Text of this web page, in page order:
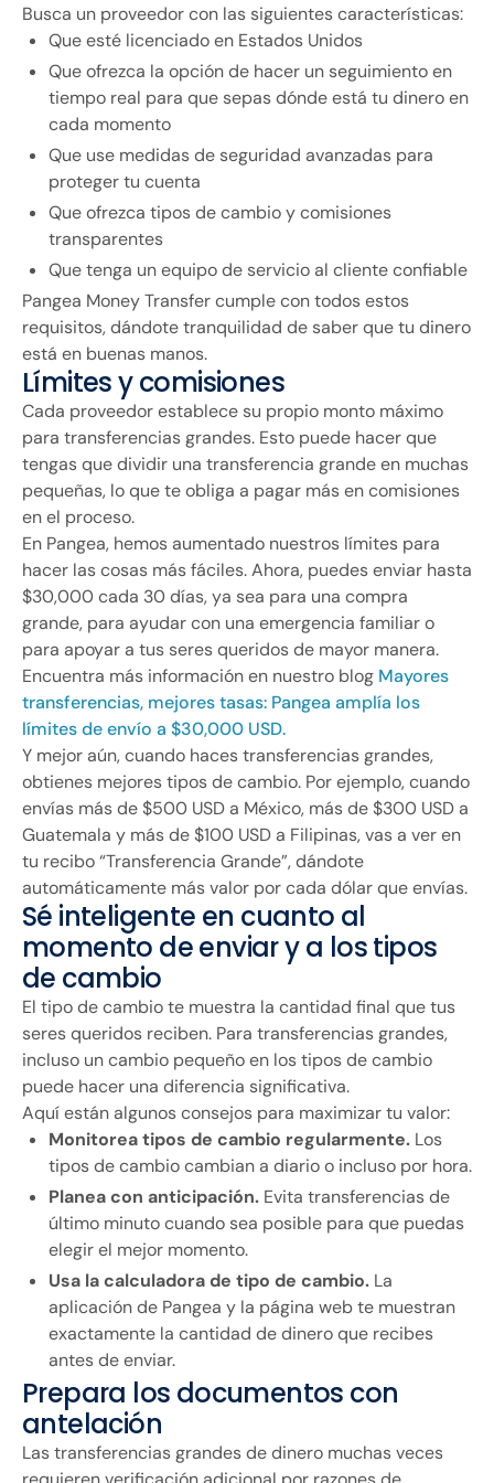
Busca un proveedor con las siguientes características:
Que esté licenciado en Estados Unidos
Que ofrezca la opción de hacer un seguimiento en
tiempo real para que sepas dónde está tu dinero en
cada momento
Que use medidas de seguridad avanzadas para
proteger tu cuenta
Que ofrezca tipos de cambio y comisiones
transparentes
Que tenga un equipo de servicio al cliente confiable
Pangea Money Transfer cumple con todos estos
requisitos, dándote tranquilidad de saber que tu dinero
está en buenas manos.
Límites y comisiones
Cada proveedor establece su propio monto máximo
para transferencias grandes. Esto puede hacer que
tengas que dividir una transferencia grande en muchas
pequeñas, lo que te obliga a pagar más en comisiones
en el proceso.
En Pangea, hemos aumentado nuestros límites para
hacer las cosas más fáciles. Ahora, puedes enviar hasta
$30,000 cada 30 días, ya sea para una compra
grande, para ayudar con una emergencia familiar o
para apoyar a tus seres queridos de mayor manera.
Encuentra más información en nuestro blog Mayores
transferencias, mejores tasas: Pangea amplía los
límites de envío a $30,000 USD.
Y mejor aún, cuando haces transferencias grandes,
obtienes mejores tipos de cambio. Por ejemplo, cuando
envías más de $500 USD a México, más de $300 USD a
Guatemala y más de $100 USD a Filipinas, vas a ver en
tu recibo “Transferencia Grande”, dándote
automáticamente más valor por cada dólar que envías.
Sé inteligente en cuanto al
momento de enviar y a los tipos
de cambio
El tipo de cambio te muestra la cantidad final que tus
seres queridos reciben. Para transferencias grandes,
incluso un cambio pequeño en los tipos de cambio
puede hacer una diferencia significativa.
Aquí están algunos consejos para maximizar tu valor:
Monitorea tipos de cambio regularmente. Los
tipos de cambio cambian a diario o incluso por hora.
Planea con anticipación. Evita transferencias de
último minuto cuando sea posible para que puedas
elegir el mejor momento.
Usa la calculadora de tipo de cambio. La
aplicación de Pangea y la página web te muestran
exactamente la cantidad de dinero que recibes
antes de enviar.
Prepara los documentos con
antelación
Las transferencias grandes de dinero muchas veces